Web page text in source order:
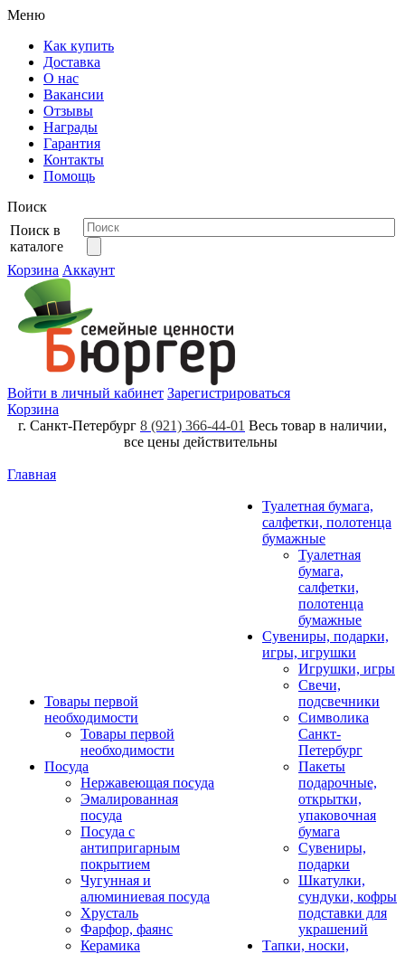
Меню
Как купить
Доставка
О нас
Вакансии
Отзывы
Награды
Гарантия
Контакты
Помощь
Поиск
Поиск в
каталоге
Корзина Аккаунт
Войти в личный кабинет Зарегистрироваться
Корзина
г. Санкт-Петербург 8 (921) 366-44-01 Весь товар в наличии,
все цены действительны
Главная
Товары первой
необходимости
Товары первой
необходимости
Посуда
Нержавеющая посуда
Эмалированная
посуда
Посуда с
антипригарным
покрытием
Чугунная и
алюминиевая посуда
Хрусталь
Фарфор, фаянс
Керамика
Туалетная бумага,
салфетки, полотенца
бумажные
Туалетная
бумага,
салфетки,
полотенца
бумажные
Сувениры, подарки,
игры, игрушки
Игрушки, игры
Свечи,
подсвечники
Символика
Санкт-
Петербург
Пакеты
подарочные,
открытки,
упаковочная
бумага
Сувениры,
подарки
Шкатулки,
сундуки, кофры
подставки для
украшений
Тапки, носки,